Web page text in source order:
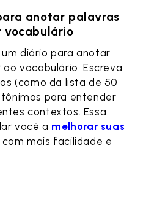
anotar palavras
vocabulário
diário para anotar
vocabulário. Escreva
(como da lista de 50
para entender
contextos. Essa
você a melhorar suas
com mais facilidade e